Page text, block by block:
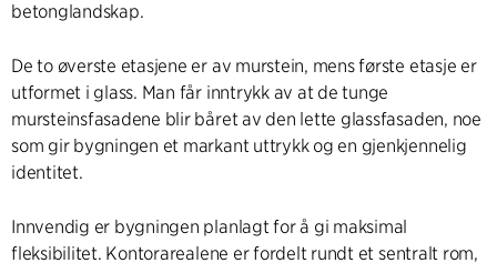
betonglandskap.
De to øverste etasjene er av murstein, mens første etasje er
utformet i glass. Man får inntrykk av at de tunge
mursteinsfasadene blir båret av den lette glassfasaden, noe
som gir bygningen et markant uttrykk og en gjenkjennelig
identitet.
Innvendig er bygningen planlagt for å gi maksimal
fleksibilitet. Kontorarealene er fordelt rundt et sentralt rom,